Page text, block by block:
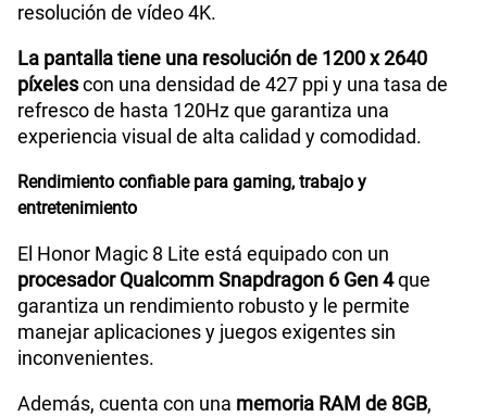
VoLTE
VoWiFi
Compatibilidad con eSIM
resolución de vídeo 4K.
La pantalla tiene una resolución de 1200 x 2640
píxelescon una densidad de 427 ppi y una tasa de
refresco de hasta 120Hz que garantiza una
experiencia visual de alta calidad y comodidad.
Rendimiento confiable para gaming, trabajo y
entretenimiento
El Honor Magic 8 Lite está equipado con un
procesador Qualcomm Snapdragon 6 Gen 4que
garantiza un rendimiento robusto y le permite
manejar aplicaciones y juegos exigentes sin
inconvenientes.
Además, cuenta con una memoria RAM de 8GB,